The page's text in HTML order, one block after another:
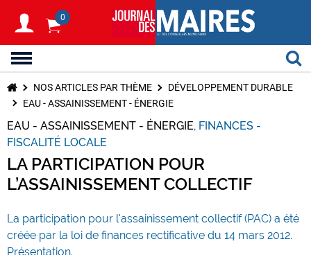
0
NOS ARTICLES PAR THÈME
DÉVELOPPEMENT DURABLE
EAU - ASSAINISSEMENT - ÉNERGIE
EAU - ASSAINISSEMENT - ÉNERGIE FINANCES -
FISCALITÉ LOCALE
LA PARTICIPATION POUR
L’ASSAINISSEMENT COLLECTIF
La participation pour l'assainissement collectif (PAC) a été
créée par la loi de finances rectificative du 14 mars 2012.
Présentation.